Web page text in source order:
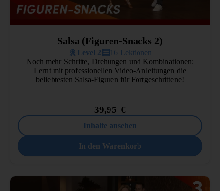
Salsa (Figuren-Snacks 2)
Level 2
16 Lektionen
Noch mehr Schritte, Drehungen und Kombinationen:
Lernt mit professionellen Video-Anleitungen die
beliebtesten Salsa-Figuren für Fortgeschrittene!
39,95 €
Inhalte ansehen
In den Warenkorb